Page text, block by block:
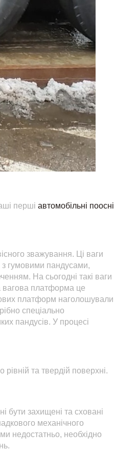
перші автомобільні поосні
зважування. Ці ваги
гумовими пандусами,
На сьогодні такі ваги
вагова платформа це
платформ наголошували
спеціально
пандусів. У процесі
та твердій поверхні.
бути захищені та сховані
механічного
недостатньо, необхідно